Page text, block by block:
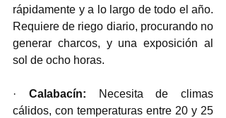
rápidamente y a lo largo de todo el año.
Requiere de riego diario, procurando no
generar charcos, y una exposición al
sol de ocho horas.
· Calabacín:
Necesita de climas
cálidos, con temperaturas entre 20 y 25